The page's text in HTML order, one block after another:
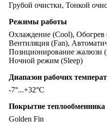
Грубой очистки, Тонкой
Режимы работы
Охлаждение (Cool),
Вентиляция (Fan),
Позиционирование жалюзи
Ночной режим (Sleep)
Диапазон рабочих
-7°...+32°C
Покрытие теплообменника
Golden Fin